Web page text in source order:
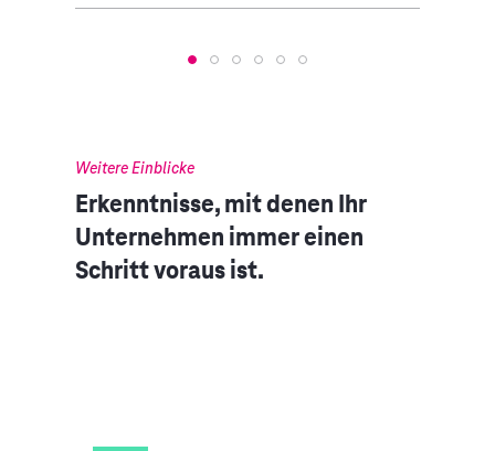
Weitere Einblicke
Erkenntnisse, mit denen Ihr
Unternehmen immer einen
Schritt voraus ist.